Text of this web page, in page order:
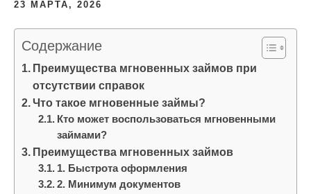
23 МАРТА, 2026
Содержание
Преимущества мгновенных займов при
отсутствии справок
Что такое мгновенные займы?
Кто может воспользоваться мгновенными
займами?
Преимущества мгновенных займов
1. Быстрота оформления
2. Минимум документов